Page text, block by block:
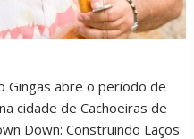
abre o período de
cidade de Cachoeiras de
Down: Construindo Laços